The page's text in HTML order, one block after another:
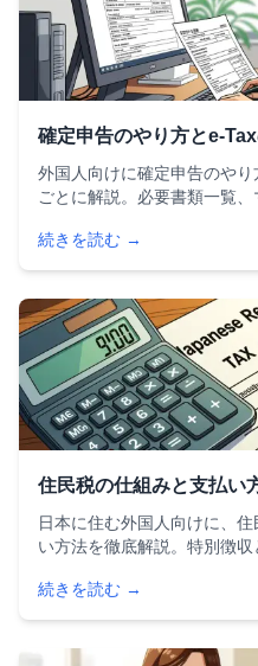
確定申告のやり方とe-
外国人向けに確定申告のや
ごとに解説。必要書類一覧
が初めての方にもわかりやす
続きを読む →
住民税の仕組みと支払い
日本に住む外国人向けに、
い方法を徹底解説。特別徴収
税に関するすべての疑問を解
続きを読む →